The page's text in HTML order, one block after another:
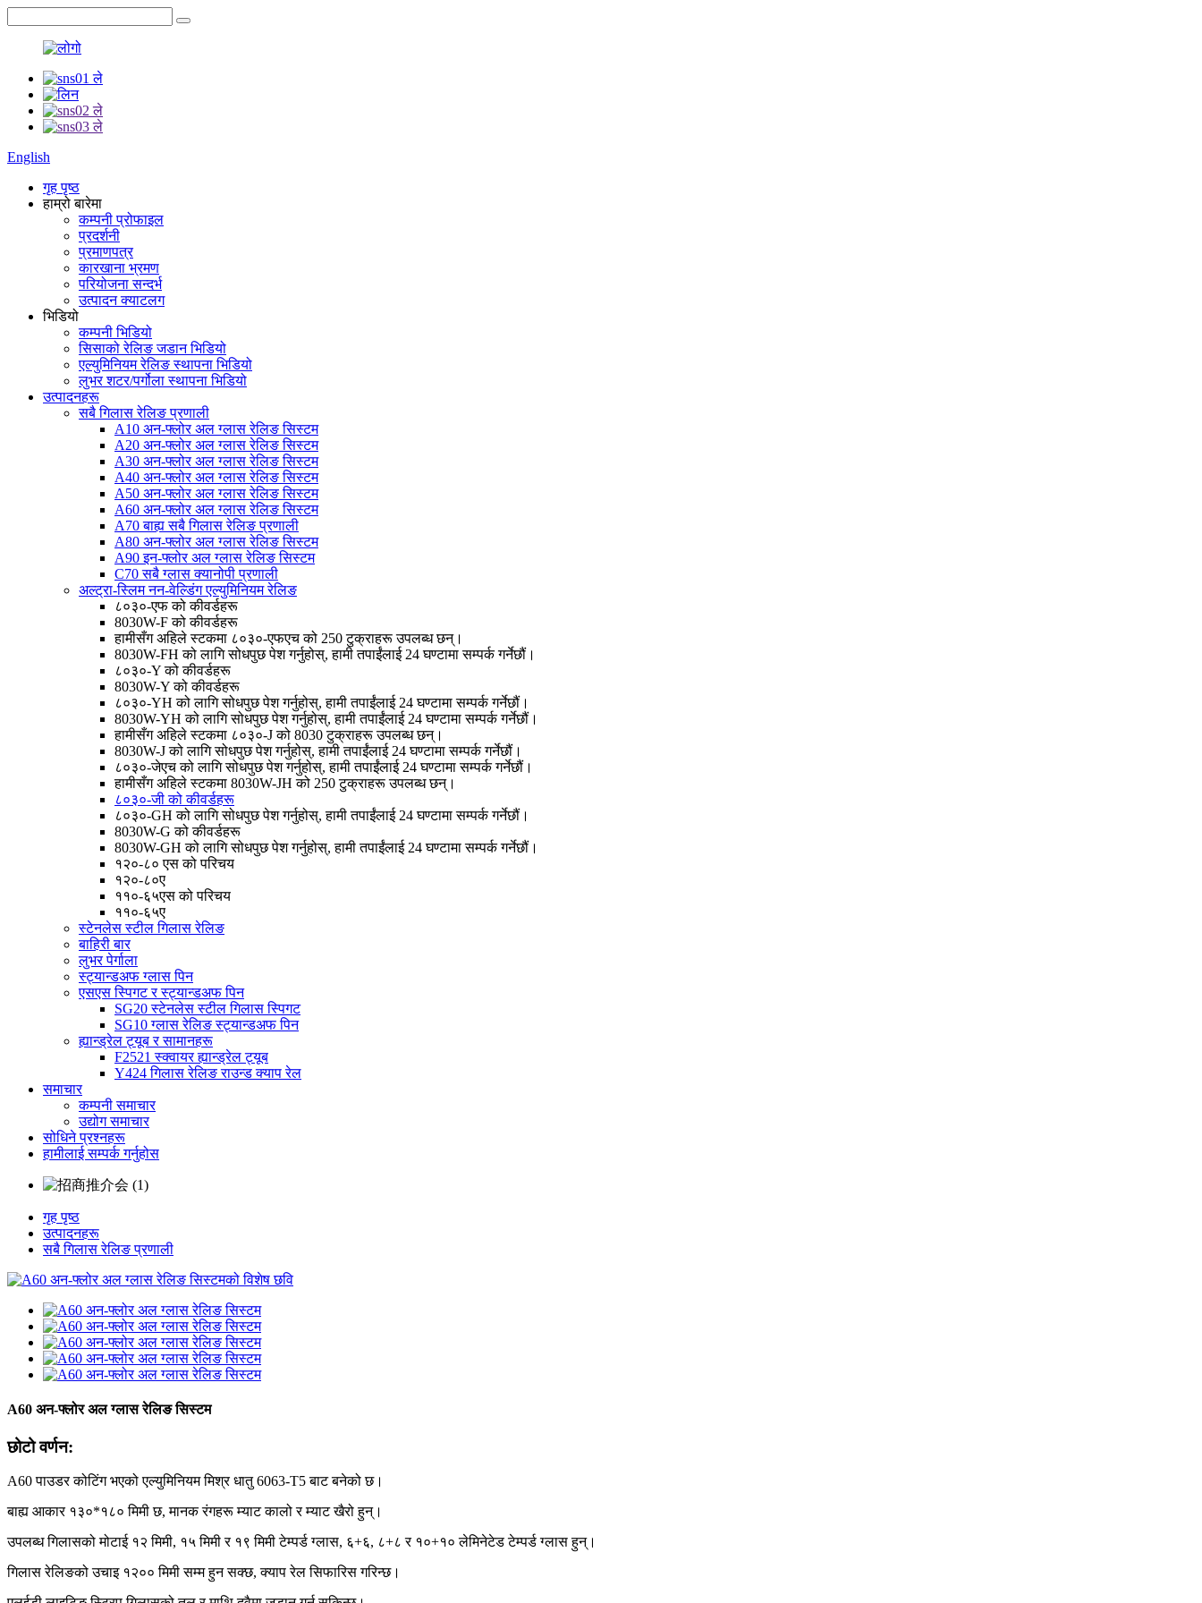
English
गृह पृष्ठ
हाम्रो बारेमा
कम्पनी प्रोफाइल
प्रदर्शनी
प्रमाणपत्र
कारखाना भ्रमण
परियोजना सन्दर्भ
उत्पादन क्याटलग
भिडियो
कम्पनी भिडियो
सिसाको रेलिङ जडान भिडियो
एल्युमिनियम रेलिङ स्थापना भिडियो
लुभर शटर/पर्गोला स्थापना भिडियो
उत्पादनहरू
सबै गिलास रेलिङ प्रणाली
A10 अन-फ्लोर अल ग्लास रेलिङ सिस्टम
A20 अन-फ्लोर अल ग्लास रेलिङ सिस्टम
A30 अन-फ्लोर अल ग्लास रेलिङ सिस्टम
A40 अन-फ्लोर अल ग्लास रेलिङ सिस्टम
A50 अन-फ्लोर अल ग्लास रेलिङ सिस्टम
A60 अन-फ्लोर अल ग्लास रेलिङ सिस्टम
A70 बाह्य सबै गिलास रेलिङ प्रणाली
A80 अन-फ्लोर अल ग्लास रेलिङ सिस्टम
A90 इन-फ्लोर अल ग्लास रेलिङ सिस्टम
C70 सबै ग्लास क्यानोपी प्रणाली
अल्ट्रा-स्लिम नन-वेल्डिंग एल्युमिनियम रेलिङ
८०३०-एफ को कीवर्डहरू
8030W-F को कीवर्डहरू
हामीसँग अहिले स्टकमा ८०३०-एफएच को 250 टुक्राहरू उपलब्ध छन्।
8030W-FH को लागि सोधपुछ पेश गर्नुहोस्, हामी तपाईंलाई 24 घण्टामा सम्पर्क गर्नेछौं।
८०३०-Y को कीवर्डहरू
8030W-Y को कीवर्डहरू
८०३०-YH को लागि सोधपुछ पेश गर्नुहोस्, हामी तपाईंलाई 24 घण्टामा सम्पर्क गर्नेछौं।
8030W-YH को लागि सोधपुछ पेश गर्नुहोस्, हामी तपाईंलाई 24 घण्टामा सम्पर्क गर्नेछौं।
हामीसँग अहिले स्टकमा ८०३०-J को 8030 टुक्राहरू उपलब्ध छन्।
8030W-J को लागि सोधपुछ पेश गर्नुहोस्, हामी तपाईंलाई 24 घण्टामा सम्पर्क गर्नेछौं।
८०३०-जेएच को लागि सोधपुछ पेश गर्नुहोस्, हामी तपाईंलाई 24 घण्टामा सम्पर्क गर्नेछौं।
हामीसँग अहिले स्टकमा 8030W-JH को 250 टुक्राहरू उपलब्ध छन्।
८०३०-जी को कीवर्डहरू
८०३०-GH को लागि सोधपुछ पेश गर्नुहोस्, हामी तपाईंलाई 24 घण्टामा सम्पर्क गर्नेछौं।
8030W-G को कीवर्डहरू
8030W-GH को लागि सोधपुछ पेश गर्नुहोस्, हामी तपाईंलाई 24 घण्टामा सम्पर्क गर्नेछौं।
१२०-८० एस को परिचय
१२०-८०ए
११०-६५एस को परिचय
११०-६५ए
स्टेनलेस स्टील गिलास रेलिङ
बाहिरी बार
लुभर पेर्गाला
स्ट्यान्डअफ ग्लास पिन
एसएस स्पिगट र स्ट्यान्डअफ पिन
SG20 स्टेनलेस स्टील गिलास स्पिगट
SG10 ग्लास रेलिङ स्ट्यान्डअफ पिन
ह्यान्ड्रेल ट्यूब र सामानहरू
F2521 स्क्वायर ह्यान्ड्रेल ट्यूब
Y424 गिलास रेलिङ राउन्ड क्याप रेल
समाचार
कम्पनी समाचार
उद्योग समाचार
सोधिने प्रश्नहरू
हामीलाई सम्पर्क गर्नुहोस
गृह पृष्ठ
उत्पादनहरू
सबै गिलास रेलिङ प्रणाली
A60 अन-फ्लोर अल ग्लास रेलिङ सिस्टम
छोटो वर्णन:
A60 पाउडर कोटिंग भएको एल्युमिनियम मिश्र धातु 6063-T5 बाट बनेको छ।
बाह्य आकार १३०*१८० मिमी छ, मानक रंगहरू म्याट कालो र म्याट खैरो हुन्।
उपलब्ध गिलासको मोटाई १२ मिमी, १५ मिमी र १९ मिमी टेम्पर्ड ग्लास, ६+६, ८+८ र १०+१० लेमिनेटेड टेम्पर्ड ग्लास हुन्।
गिलास रेलिङको उचाइ १२०० मिमी सम्म हुन सक्छ, क्याप रेल सिफारिस गरिन्छ।